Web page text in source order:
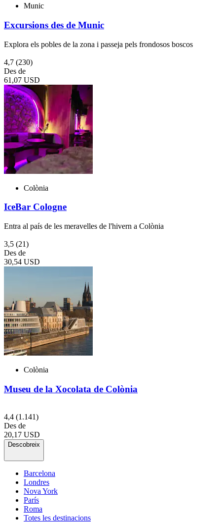
Munic
Excursions des de Munic
Explora els pobles de la zona i passeja pels frondosos boscos
4,7 (230)
Des de
61,07 USD
Colònia
IceBar Cologne
Entra al país de les meravelles de l'hivern a Colònia
3,5 (21)
Des de
30,54 USD
Colònia
Museu de la Xocolata de Colònia
4,4 (1.141)
Des de
20,17 USD
Descobreix
Barcelona
Londres
Nova York
París
Roma
Totes les destinacions